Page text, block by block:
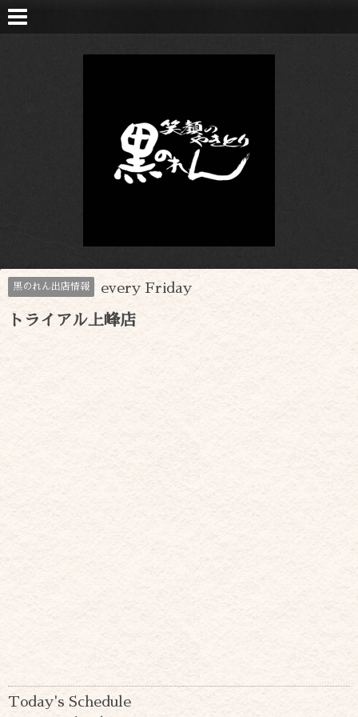
黒のれん出店情報 every Friday
トライアル上峰店
Today's Schedule